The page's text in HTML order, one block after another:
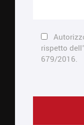
rispetto
679/2016.